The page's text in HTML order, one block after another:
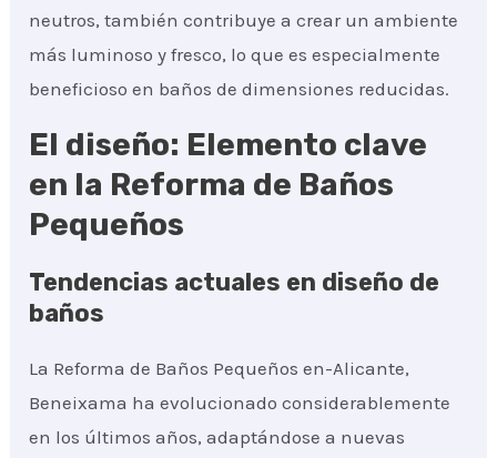
neutros, también contribuye a crear un ambiente
más luminoso y fresco, lo que es especialmente
beneficioso en baños de dimensiones reducidas.
El diseño: Elemento clave
en la Reforma de Baños
Pequeños
Tendencias actuales en diseño de
baños
La Reforma de Baños Pequeños en-Alicante,
Beneixama ha evolucionado considerablemente
en los últimos años, adaptándose a nuevas